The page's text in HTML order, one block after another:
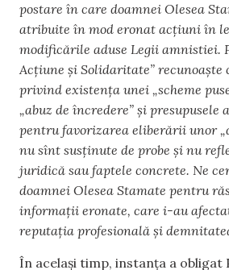
postare în care doamnei Olesea
atribuite în mod eronat acţiuni în
modificările aduse Legii amnistiei.
Acţiune şi Solidaritate” recunoaşte
privind existenţa unei „scheme
„abuz de încredere” şi presupusele
pentru favorizarea eliberării unor
nu sînt susţinute de probe şi nu
juridică sau faptele concrete. Ne
doamnei Olesea Stamate pentru
informaţii eronate, care i-au
reputaţia profesională şi
În același timp, instanța a obligat